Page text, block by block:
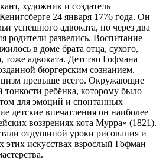
художник и создатель
24 января 1776 года. Он
успешного адвоката, но через два
родители развелись. Воспитание
в доме брата отца, сухого,
тоже адвоката. Детство Гофмана
бюргерским сознанием,
превыше всего. Окружающие
ребёнка, которому было
для эмоций и спонтанных
детские впечатления он наиболее
воззрениях кота Мурра» (1821).
отдушиной уроки рисования и
этих искусствах взрослый Гофман